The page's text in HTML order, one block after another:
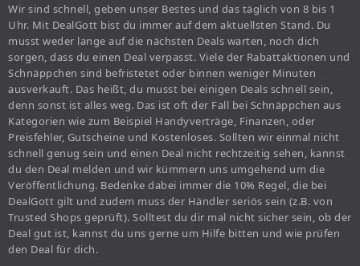
Wir sind schnell, geben unser Bestes und das täglich von 8 bis 1
Uhr. Mit DealGott bist du immer auf dem aktuellsten Stand. Du
musst weder lange auf die nächsten Deals warten, noch dich
sorgen, dass du einen Deal verpasst. Viele der Rabattaktionen und
Schnäppchen sind befristetet oder binnen weniger Minuten
ausverkauft. Das heißt, du musst bei einigen Deals schnell sein,
denn sonst ist alles weg. Das ist oft der Fall bei Schnäppchen aus
Kategorien wie zum Beispiel Handyverträge, Finanzen, oder
Preisfehler, Gutscheine und Kostenloses. Sollten wir einmal nicht
schnell genug sein und einen Deal nicht rechtzeitig sehen, kannst
du den Deal melden und wir kümmern uns umgehend um die
Veröffentlichung. Bedenke dabei immer die 10% Regel, die bei
DealGott gilt und zudem muss der Händler seriös sein (z.B. von
Trusted Shops geprüft). Solltest du dir mal nicht sicher sein, ob der
Deal gut ist, kannst du uns gerne um Hilfe bitten und wie prüfen
den Deal für dich.